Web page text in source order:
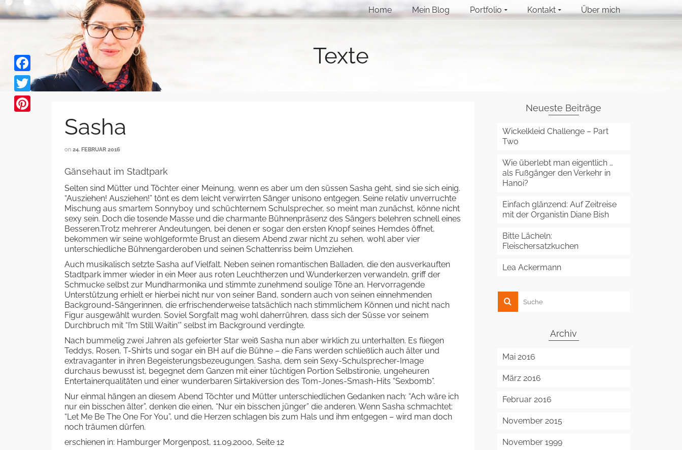
Home Mein Blog Portfolio Kontakt Über mich
Texte
Sasha
on 24. FEBRUAR 2016
Gänsehaut im Stadtpark
Selten sind Mütter und Töchter einer Meinung, wenn es aber um den süssen Sasha geht, sind sie sich einig.
“Ausziehen! Ausziehen!” tönt es dem leicht verwirrten Sänger unisono entgegen. Seine relativ unverruchte
Mischung aus smartem Sonnyboy und schüchternem Schulsprecher, so meint man zunächst, könne nicht
sexy sein. Doch die tosende Masse und die charmante Bühnenpräsenz des Sängers belehren schnell eines
Besseren.Trotz mehrerer Andeutungen, bei denen er sogar den ersten Knopf seines Hemdes öffnet,
bekommen wir seine wohlgeformte Brust an diesem Abend zwar nicht zu sehen, wohl aber vier
unterschiedliche Bühnengarderoben und seinen Schattenriss beim Umziehen.
Auch musikalisch setzte Sasha auf Vielfalt. Neben seinen romantischen Balladen, die den ausverkauften
Stadtpark immer wieder in ein Meer aus roten Leuchtherzen und Wunderkerzen verwandeln, griff der
Schmucke selbst zur Mundharmonika und stimmte zunehmend soulige Töne an. Hervorragende
Unterstützung erhielt er hierbei nicht nur von seiner Band, sondern auch von seinen einnehmenden
Background-Sängerinnen, die erfrischenderweise tatsächlich nach stimmlichem Können und nicht nach
Figur ausgewählt wurden. Soviel Sorgfalt mag wohl daherrühren, dass sich der Süsse vor seinem
Durchbruch mit “I’m Still Waitin'” selbst im Background verdingte.
Nach bummelig zwei Jahren als gefeierter Star weiß Sasha nun aber wirklich zu unterhalten. Es fliegen
Teddys, Rosen, T-Shirts und sogar ein BH auf die Bühne – die Fans werden schließlich auch älter und
extravaganter in ihren Begeisterungsbezeugungen. Sasha, dem sein Sexy-Schulsprecher-Image
durchaus bewusst ist, begegnet dem Ganzen mit einer tüchtigen Portion Selbstironie, ungeheuren
Entertainerqualitäten und einer wunderbaren Sirtakiversion des Tom-Jones-Smash-Hits “Sexbomb”.
Nur einmal hängen an diesem Abend Töchter und Mütter unterschiedlichen Gedanken nach: “Ach wäre ich
nur ein bisschen älter”, denken die einen, “Nur ein bisschen jünger” die anderen. Wenn Sasha schmachtet:
“Let Me Be The One For You”, und die Herzen schlagen bis zum Hals und ihm entgegen – wird man doch
noch träumen dürfen.
erschienen in: Hamburger Morgenpost, 11.09.2000, Seite 12
Neueste Beiträge
Wickelkleid Challenge – Part
Two
Wie überlebt man eigentlich …
als Fußgänger den Verkehr in
Hanoi?
Einfach glänzend: Auf Zeitreise
mit der Organistin Diane Bish
Bitte Lächeln:
Fleischersatzkuchen
Lea Ackermann
Archiv
Mai 2016
März 2016
Februar 2016
November 2015
November 1999
Facebook
Twitter